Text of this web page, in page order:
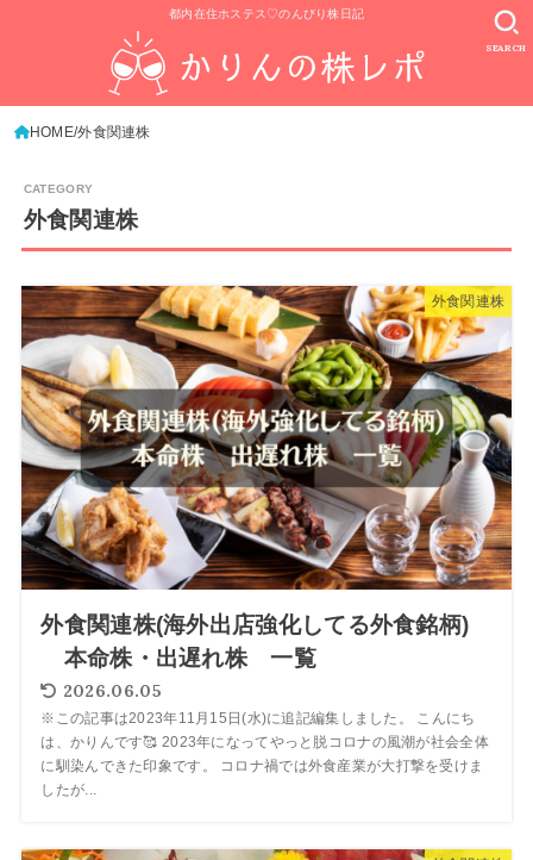
都内在住ホステス♡のんびり株日記
SEARCH
HOME 外食関連株
外食関連株
外食関連株
外食関連株(海外出店強化してる外食銘柄)
本命株・出遅れ株 一覧
2026.06.05
※この記事は2023年11月15日(水)に追記編集しました。 こんにち
は、かりんです🥰 2023年になってやっと脱コロナの風潮が社会全体
に馴染んできた印象です。 コロナ禍では外食産業が大打撃を受けま
したが...